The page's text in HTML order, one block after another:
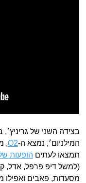
בצידה השני של
המילניום׳, נמצא ה-O2
,
תמצאו לעתים הופעות
(למשל דיפ פרפל, אדל,
מסעדות, פאבים ואפילו